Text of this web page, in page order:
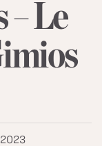
– Le